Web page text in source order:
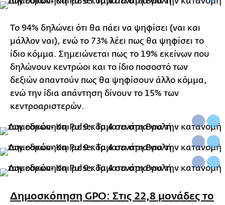
Το 94% δηλώνει ότι θα πάει να ψηφίσει (ναι και
μάλλον ναι), ενώ το 73% λέει πως θα ψηφίσει το
ίδιο κόμμα. Σημειώνεται πως το 19% εκείνων που
δηλώνουν κεντρώοι και το ίδιο ποσοστό των
δεξιών απαντούν πως θα ψηφίσουν άλλο κόμμα,
ενώ την ίδια απάντηση δίνουν το 15% των
κεντροαριστερών.
Δημοσκόπηση GPO: Στις 22,8 μονάδες το